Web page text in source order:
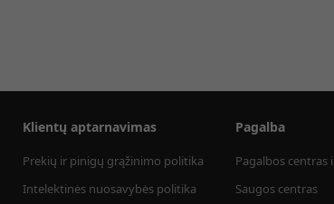
Klientų aptarnavimas
Prekių ir pinigų grąžinimo politika
Intelektinės nuosavybės politika
Pagalba
Pagalbos centras
Saugos centras